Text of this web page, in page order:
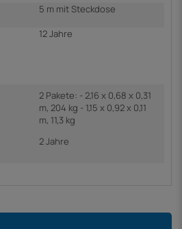
5 m mit Steckdose
12 Jahre
2 Pakete: - 2,16 x 0,68 x 0,31
m, 204 kg - 1,15 x 0,92 x 0,11
m, 11,3 kg
2 Jahre